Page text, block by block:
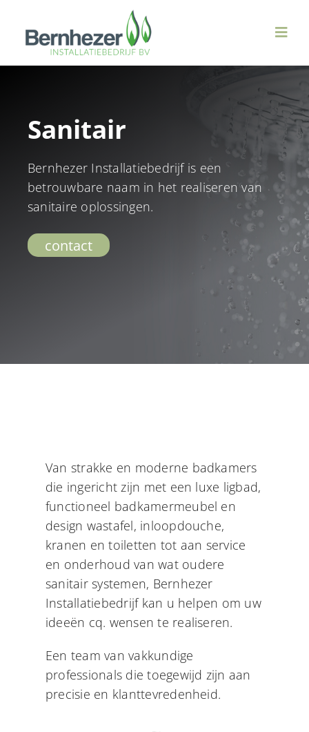
inhoud
Duurzame Technieken
Ventilatie & WTW
Dakwerkzaamheden
Sanitair
Bernhezer Installatiebedrijf is een
betrouwbare naam in het realiseren van
sanitaire oplossingen.
contact
Van strakke en moderne badkamers
die ingericht zijn met een luxe ligbad,
functioneel badkamermeubel en
design wastafel, inloopdouche,
kranen en toiletten tot aan service
en onderhoud van wat oudere
sanitair systemen, Bernhezer
Installatiebedrijf kan u helpen om uw
ideeën cq. wensen te realiseren.
Een team van vakkundige
professionals die toegewijd zijn aan
precisie en klanttevredenheid.